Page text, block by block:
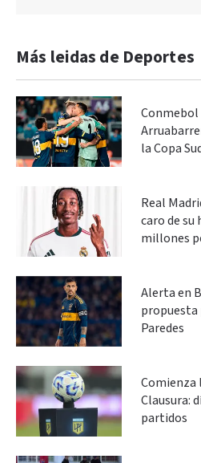
Más leidas de Deportes
la Copa
Real
caro de su
millones
Alerta en
propuesta
Paredes
Comienza
Clausura:
partidos